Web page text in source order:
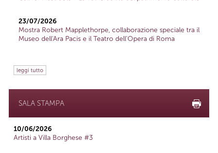
23/07/2026
Mostra Robert Mapplethorpe, collaborazione speciale tra il
Museo dell'Ara Pacis e il Teatro dell'Opera di Roma
leggi tutto
SALA STAMPA
10/06/2026
Artisti a Villa Borghese #3